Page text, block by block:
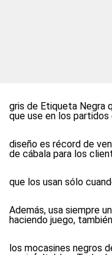
gris de Etiqueta Negra
que use en los partidos
diseño es récord de
de cábala para los
que los usan sólo
Además, usa siempre
haciendo juego,
los mocasines negros